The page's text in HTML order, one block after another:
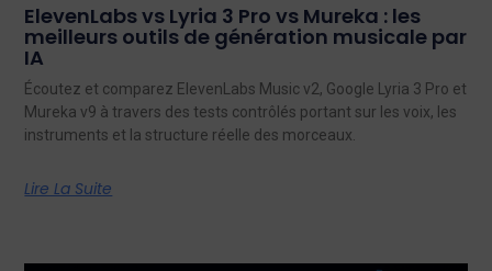
ElevenLabs vs Lyria 3 Pro vs Mureka : les
meilleurs outils de génération musicale par
IA
Écoutez et comparez ElevenLabs Music v2, Google Lyria 3 Pro et
Mureka v9 à travers des tests contrôlés portant sur les voix, les
instruments et la structure réelle des morceaux.
Lire La Suite